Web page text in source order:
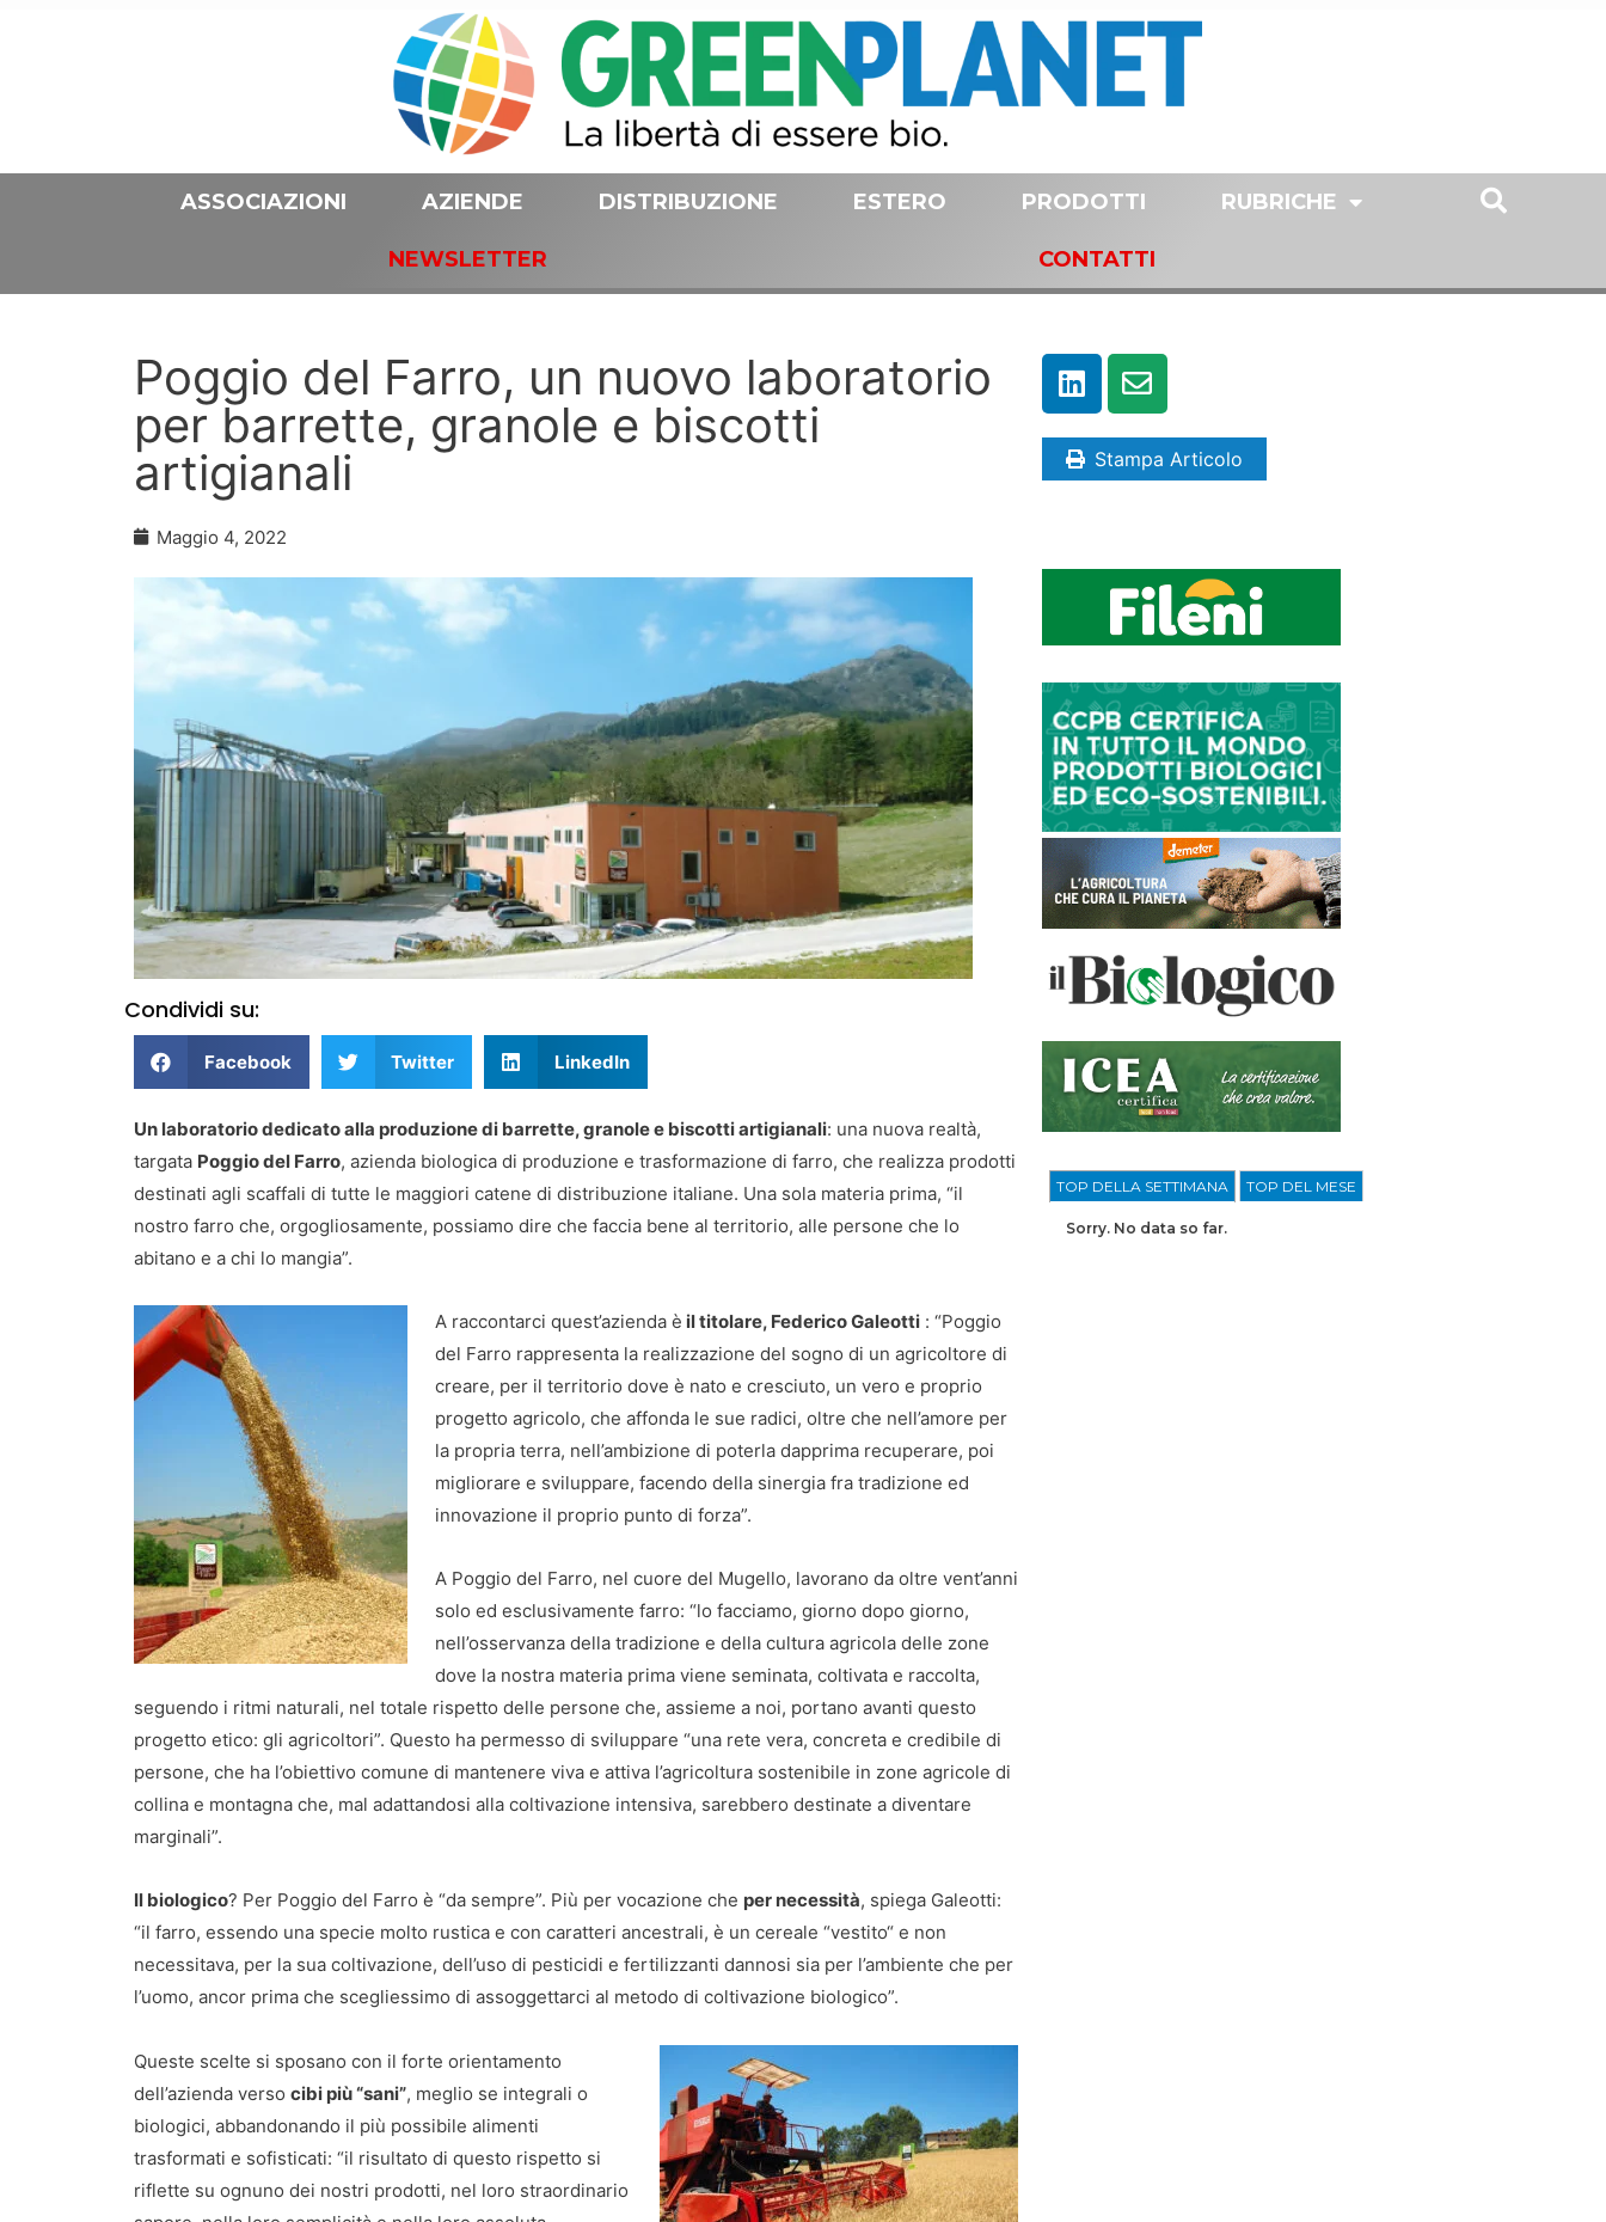
ASSOCIAZIONI AZIENDE DISTRIBUZIONE ESTERO PRODOTTI RUBRICHE
NEWSLETTER CONTATTI
Poggio del Farro, un nuovo laboratorio
per barrette, granole e biscotti
artigianali
Maggio 4, 2022
Condividi su:
Facebook Twitter LinkedIn
Un laboratorio dedicato alla produzione di barrette, granole e biscotti artigianali: una nuova realtà,
targata Poggio del Farro, azienda biologica di produzione e trasformazione di farro, che realizza prodotti
destinati agli scaffali di tutte le maggiori catene di distribuzione italiane. Una sola materia prima, “il
nostro farro che, orgogliosamente, possiamo dire che faccia bene al territorio, alle persone che lo
abitano e a chi lo mangia”.
A raccontarci quest’azienda è il titolare, Federico Galeotti: “Poggio
del Farro rappresenta la realizzazione del sogno di un agricoltore di
creare, per il territorio dove è nato e cresciuto, un vero e proprio
progetto agricolo, che affonda le sue radici, oltre che nell’amore per
la propria terra, nell’ambizione di poterla dapprima recuperare, poi
migliorare e sviluppare, facendo della sinergia fra tradizione ed
innovazione il proprio punto di forza”.
A Poggio del Farro, nel cuore del Mugello, lavorano da oltre vent’anni
solo ed esclusivamente farro: “lo facciamo, giorno dopo giorno,
nell’osservanza della tradizione e della cultura agricola delle zone
dove la nostra materia prima viene seminata, coltivata e raccolta,
seguendo i ritmi naturali, nel totale rispetto delle persone che, assieme a noi, portano avanti questo
progetto etico: gli agricoltori”. Questo ha permesso di sviluppare “una rete vera, concreta e credibile di
persone, che ha l’obiettivo comune di mantenere viva e attiva l’agricoltura sostenibile in zone agricole di
collina e montagna che, mal adattandosi alla coltivazione intensiva, sarebbero destinate a diventare
marginali”.
Il biologico? Per Poggio del Farro è “da sempre”. Più per vocazione che per necessità, spiega Galeotti:
“il farro, essendo una specie molto rustica e con caratteri ancestrali, è un cereale “vestito“ e non
necessitava, per la sua coltivazione, dell’uso di pesticidi e fertilizzanti dannosi sia per l’ambiente che per
l’uomo, ancor prima che scegliessimo di assoggettarci al metodo di coltivazione biologico”.
Queste scelte si sposano con il forte orientamento
dell’azienda verso cibi più “sani”, meglio se integrali o
biologici, abbandonando il più possibile alimenti
trasformati e sofisticati: “il risultato di questo rispetto si
riflette su ognuno dei nostri prodotti, nel loro straordinario
Stampa Articolo
TOP DELLA SETTIMANA TOP DEL MESE
Sorry. No data so far.